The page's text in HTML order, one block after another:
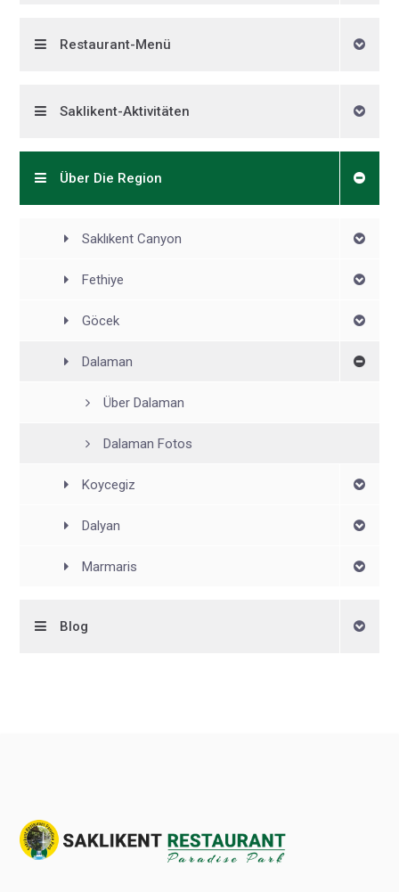
Restaurant-Menü
Saklikent-Aktivitäten
Über Die Region
Saklıkent Canyon
Fethiye
Göcek
Dalaman
Über Dalaman
Dalaman Fotos
Koycegiz
Dalyan
Marmaris
Blog